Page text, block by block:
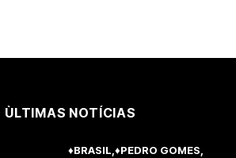
ÙLTIMAS NOTÍCIAS
♦BRASIL ♦PEDRO GOMES